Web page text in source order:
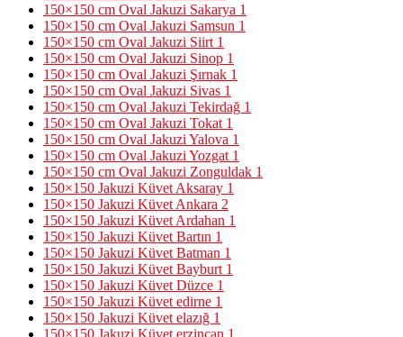
150×150 cm Oval Jakuzi Sakarya 1
150×150 cm Oval Jakuzi Samsun 1
150×150 cm Oval Jakuzi Siirt 1
150×150 cm Oval Jakuzi Sinop 1
150×150 cm Oval Jakuzi Şırnak 1
150×150 cm Oval Jakuzi Sivas 1
150×150 cm Oval Jakuzi Tekirdağ 1
150×150 cm Oval Jakuzi Tokat 1
150×150 cm Oval Jakuzi Yalova 1
150×150 cm Oval Jakuzi Yozgat 1
150×150 cm Oval Jakuzi Zonguldak 1
150×150 Jakuzi Küvet Aksaray 1
150×150 Jakuzi Küvet Ankara 2
150×150 Jakuzi Küvet Ardahan 1
150×150 Jakuzi Küvet Bartın 1
150×150 Jakuzi Küvet Batman 1
150×150 Jakuzi Küvet Bayburt 1
150×150 Jakuzi Küvet Düzce 1
150×150 Jakuzi Küvet edirne 1
150×150 Jakuzi Küvet elazığ 1
150×150 Jakuzi Küvet erzincan 1